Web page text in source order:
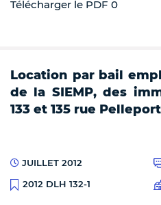
Télécharger le PDF 0
Location par bail
de la SIEMP, des
133 et 135 rue
JUILLET 2012
2012 DLH 132-1